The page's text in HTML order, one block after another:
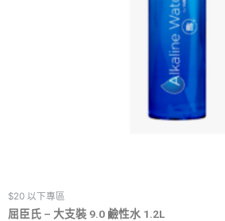
$20 以下專區
屈臣氏 – 大支裝 9.0 鹼性水 1.2L